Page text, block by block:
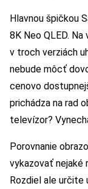
Hlavnou špičkou
8K Neo QLED.
v troch verziách
nebude môcť
cenovo
prichádza na rad
televízor?
Porovnanie
vykazovať nejaké
Rozdiel ale určite